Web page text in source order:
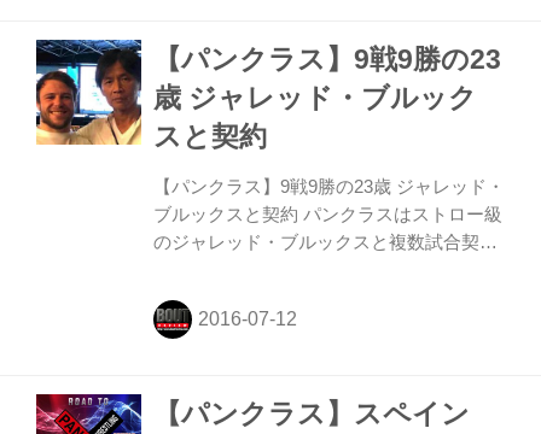
【パンクラス】9戦9勝の23
歳 ジャレッド・ブルック
スと契約
【パンクラス】9戦9勝の23歳 ジャレッド・
ブルックスと契約 パンクラスはストロー級
のジャレッド・ブルックスと複数試合契約
と発表した。ジャレッド・ブルックスは
2016年2月に来日し、猿丸ジュンジを2R
【パンクラス】スペイン